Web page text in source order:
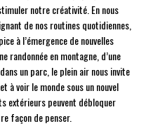
notre créativité. En nous
de nos routines quotidiennes,
à l’émergence de nouvelles
randonnée en montagne, d’une
un parc, le plein air nous invite
à voir le monde sous un nouvel
extérieurs peuvent débloquer
façon de penser.